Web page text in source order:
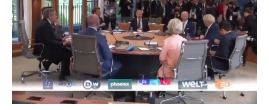
Sesi
Aç
Yüklendi
73.24%
Oynatma
Hızı